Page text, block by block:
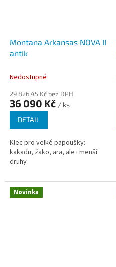
Montana Arkansas NOVA II
antik
Nedostupné
29 826,45 Kč bez DPH
36 090 Kč / ks
DETAIL
Klec pro velké papoušky:
kakadu, žako, ara, ale i menší
druhy
Novinka